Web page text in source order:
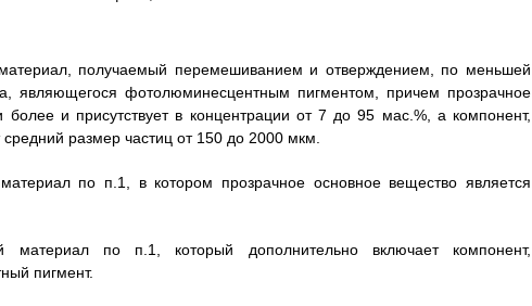
получаемый перемешиванием и отверждением, по меньшей
являющегося фотолюминесцентным пигментом, причем прозрачное
и присутствует в концентрации от 7 до 95 мас.%, а компонент,
размер частиц от 150 до 2000 мкм.
по п.1, в котором прозрачное основное вещество является
материал по п.1, который дополнительно включает компонент,
пигмент.